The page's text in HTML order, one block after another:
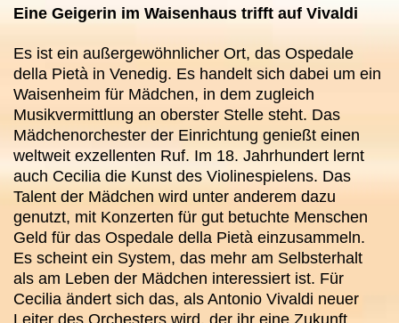
Eine Geigerin im Waisenhaus trifft auf Vivaldi
Es ist ein außergewöhnlicher Ort, das Ospedale
della Pietà in Venedig. Es handelt sich dabei um ein
Waisenheim für Mädchen, in dem zugleich
Musikvermittlung an oberster Stelle steht. Das
Mädchenorchester der Einrichtung genießt einen
weltweit exzellenten Ruf. Im 18. Jahrhundert lernt
auch Cecilia die Kunst des Violinespielens. Das
Talent der Mädchen wird unter anderem dazu
genutzt, mit Konzerten für gut betuchte Menschen
Geld für das Ospedale della Pietà einzusammeln.
Es scheint ein System, das mehr am Selbsterhalt
als am Leben der Mädchen interessiert ist. Für
Cecilia ändert sich das, als Antonio Vivaldi neuer
Leiter des Orchesters wird, der ihr eine Zukunft